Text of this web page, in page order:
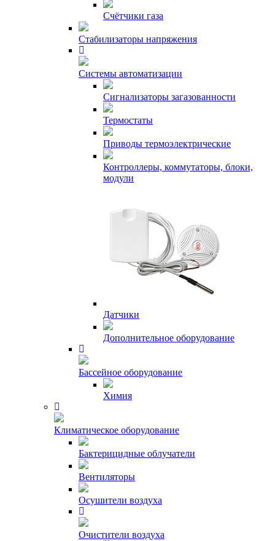
Счётчики газа
Стабилизаторы напряжения
Системы автоматизации
Сигнализаторы загазованности
Термостаты
Приводы термоэлектрические
Контроллеры, коммутаторы, блоки,
модули
Датчики
Дополнительное оборудование
Бассейное оборудование
Химия
Климатическое оборудование
Бактерицидные облучатели
Вентиляторы
Осушители воздуха
Очистители воздуха